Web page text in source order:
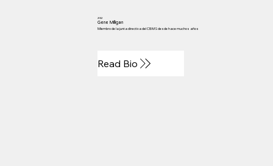
2012
Gene Milligan
Miembro de la junta directiva del CBMS desde hace muchos años
Read Bio